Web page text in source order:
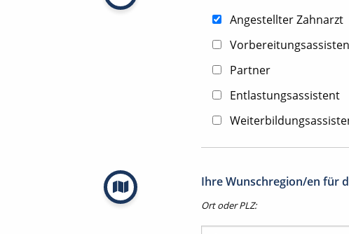
Angestellter Zahnarzt
Partner
Entlastungsassistent
Ihre Wunschregion/en für
Ort oder PLZ: